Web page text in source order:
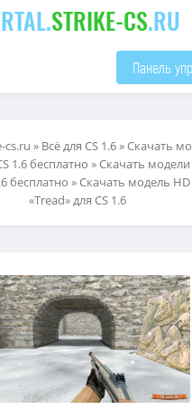
STRIKE-CS.RU
Панель
cs.ru » Всё для CS 1.6»Скачать
1.6 бесплатно »Скачать модели
бесплатно » Скачать модель
«Tread» для CS 1.6